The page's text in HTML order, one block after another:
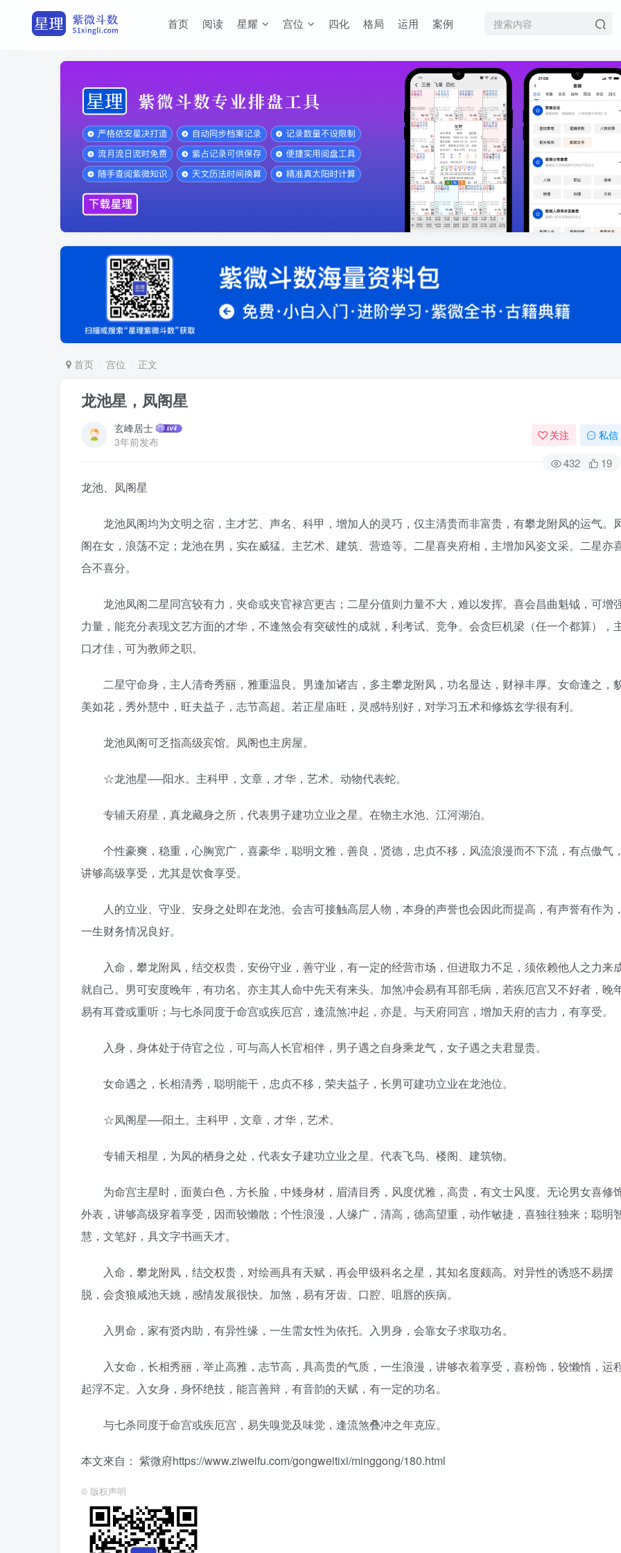
首页 阅读 星耀 宫位 四化 格局 运用 案例
首页 宫位 正文
龙池星，凤阁星
玄峰居士
3年前发布
关注 私信
432 19
龙池、凤阁星
龙池凤阁均为文明之宿，主才艺、声名、科甲，增加人的灵巧，仅主清贵而非富贵，有攀龙附凤的运气。
阁在女，浪荡不定；龙池在男，实在威猛。主艺术、建筑、营造等。二星喜夹府相，主增加风姿文采。二星亦
合不喜分。
龙池凤阁二星同宫较有力，夹命或夹官禄宫更吉；二星分值则力量不大，难以发挥。喜会昌曲魁钺，可增
力量，能充分表现文艺方面的才华，不逢煞会有突破性的成就，利考试、竞争。会贪巨机梁（任一个都算），
口才佳，可为教师之职。
二星守命身，主人清奇秀丽，雅重温良。男逢加诸吉，多主攀龙附凤，功名显达，财禄丰厚。女命逢之，
美如花，秀外慧中，旺夫益子，志节高超。若正星庙旺，灵感特别好，对学习五术和修炼玄学很有利。
龙池凤阁可乏指高级宾馆。凤阁也主房屋。
☆龙池星──阳水。主科甲，文章，才华，艺术。动物代表蛇。
专辅天府星，真龙藏身之所，代表男子建功立业之星。在物主水池、江河湖泊。
个性豪爽，稳重，心胸宽广，喜豪华，聪明文雅，善良，贤德，忠贞不移，风流浪漫而不下流，有点傲气
讲够高级享受，尤其是饮食享受。
人的立业、守业、安身之处即在龙池。会吉可接触高层人物，本身的声誉也会因此而提高，有声誉有作为
一生财务情况良好。
入命，攀龙附凤，结交权贵，安份守业，善守业，有一定的经营市场，但进取力不足，须依赖他人之力来
就自己。男可安度晚年，有功名。亦主其人命中先天有来头。加煞冲会易有耳部毛病，若疾厄宫又不好者，晚
易有耳聋或重听；与七杀同度于命宫或疾厄宫，逢流煞冲起，亦是。与天府同宫，增加天府的吉力，有享受。
入身，身体处于侍官之位，可与高人长官相伴，男子遇之自身乘龙气，女子遇之夫君显贵。
女命遇之，长相清秀，聪明能干，忠贞不移，荣夫益子，长男可建功立业在龙池位。
☆凤阁星──阳土。主科甲，文章，才华，艺术。
专辅天相星，为凤的栖身之处，代表女子建功立业之星。代表飞鸟、楼阁、建筑物。
为命宫主星时，面黄白色，方长脸，中矮身材，眉清目秀，风度优雅，高贵，有文士风度。无论男女喜修
外表，讲够高级穿着享受，因而较懒散；个性浪漫，人缘广，清高，德高望重，动作敏捷，喜独往独来；聪明
慧，文笔好，具文字书画天才。
入命，攀龙附凤，结交权贵，对绘画具有天赋，再会甲级科名之星，其知名度颇高。对异性的诱惑不易摆
脱，会贪狼咸池天姚，感情发展很快。加煞，易有牙齿、口腔、咀唇的疾病。
入男命，家有贤内助，有异性缘，一生需女性为依托。入男身，会靠女子求取功名。
入女命，长相秀丽，举止高雅，志节高，具高贵的气质，一生浪漫，讲够衣着享受，喜粉饰，较懒惰，运
起浮不定。入女身，身怀绝技，能言善辩，有音韵的天赋，有一定的功名。
与七杀同度于命宫或疾厄宫，易失嗅觉及味觉，逢流煞叠冲之年克应。
本文來自： 紫微府https://www.ziweifu.com/gongweitixi/minggong/180.html
© 版权声明